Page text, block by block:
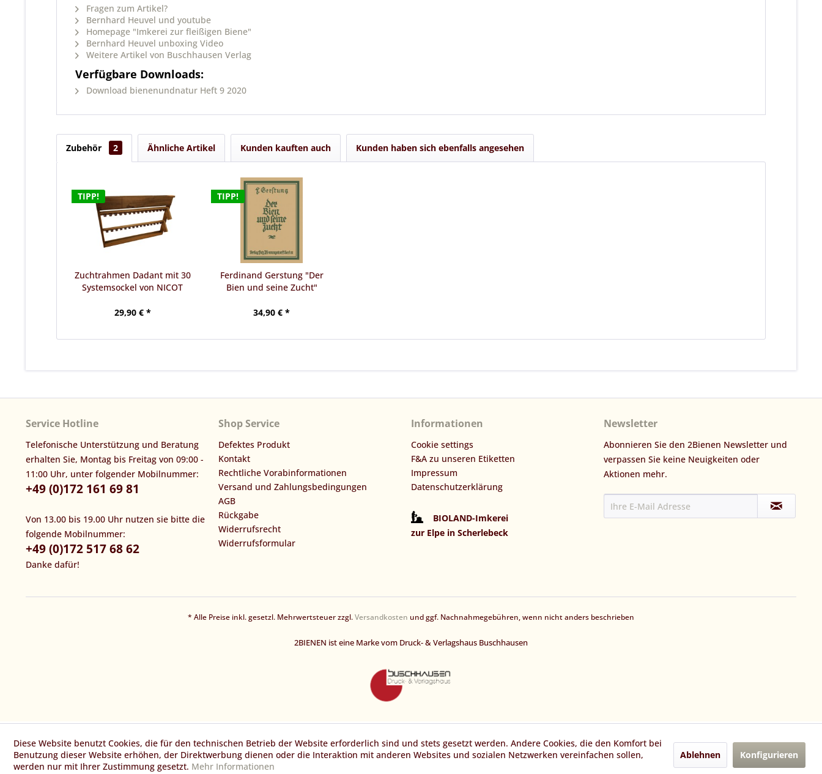
Fragen zum Artikel?
Bernhard Heuvel und youtube
Homepage "Imkerei zur fleißigen Biene"
Bernhard Heuvel unboxing Video
Weitere Artikel von Buschhausen Verlag
Verfügbare Downloads:
Download bienenundnatur Heft 9 2020
Zubehör 2 Ähnliche Artikel Kunden kauften auch Kunden haben sich ebenfalls angesehen
TIPP!
Zuchtrahmen Dadant mit 30
Systemsockel von NICOT
29,90 € *
TIPP!
Ferdinand Gerstung "Der
Bien und seine Zucht"
34,90 € *
Service Hotline
Telefonische Unterstützung und Beratung
erhalten Sie, Montag bis Freitag von 09:00 -
11:00 Uhr, unter folgender Mobilnummer:
+49 (0)172 161 69 81
Von 13.00 bis 19.00 Uhr nutzen sie bitte die
folgende Mobilnummer:
+49 (0)172 517 68 62
Danke dafür!
Shop Service
Defektes Produkt
Kontakt
Rechtliche Vorabinformationen
Versand und Zahlungsbedingungen
AGB
Rückgabe
Widerrufsrecht
Widerrufsformular
Informationen
Cookie settings
F&A zu unseren Etiketten
Impressum
Datenschutzerklärung
BIOLAND-Imkerei
zur Elpe in Scherlebeck
Newsletter
Abonnieren Sie den 2Bienen Newsletter und
verpassen Sie keine Neuigkeiten oder
Aktionen mehr.
* Alle Preise inkl. gesetzl. Mehrwertsteuer zzgl.Versandkosten und ggf. Nachnahmegebühren, wenn nicht anders beschrieben
2BIENEN ist eine Marke vom Druck- & Verlagshaus Buschhausen
Diese Website benutzt Cookies, die für den technischen Betrieb der Website erforderlich sind und stets gesetzt werden. Andere Cookies, die den Komfort bei
Benutzung dieser Website erhöhen, der Direktwerbung dienen oder die Interaktion mit anderen Websites und sozialen Netzwerken vereinfachen sollen,
werden nur mit Ihrer Zustimmung gesetzt. Mehr Informationen
Ablehnen Konfigurieren